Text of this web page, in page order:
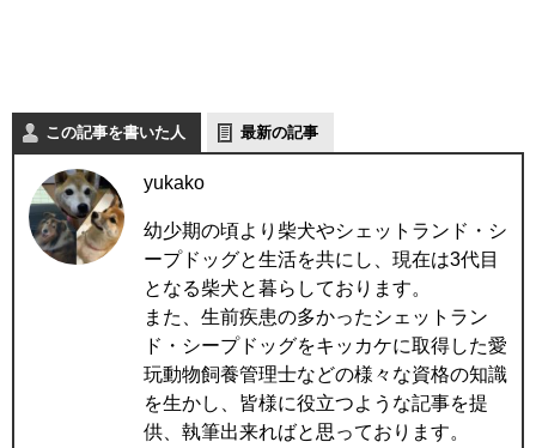
この記事を書いた人 最新の記事
yukako
幼少期の頃より柴犬やシェットランド・シ
ープドッグと生活を共にし、現在は3代目
となる柴犬と暮らしております。
また、生前疾患の多かったシェットラン
ド・シープドッグをキッカケに取得した愛
玩動物飼養管理士などの様々な資格の知識
を生かし、皆様に役立つような記事を提
供、執筆出来ればと思っております。